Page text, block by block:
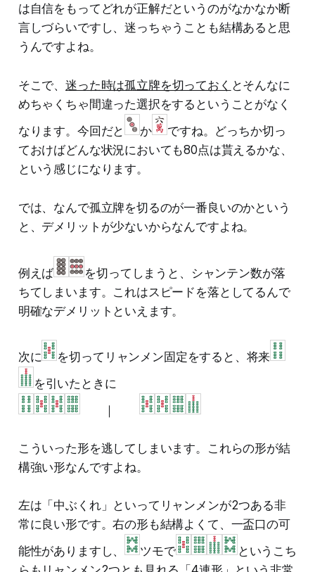
は自信をもってどれが正解だというのがなかなか断
言しづらいですし、迷っちゃうことも結構あると思
うんですよね。
そこで、迷った時は孤立牌を切っておく とそんなに
めちゃくちゃ間違った選択をするということがなく
なります。今回だと
か
ですね。どっちか切っ
ておけばどんな状況においても80点は貰えるかな、
という感じになります。
では、なんで孤立牌を切るのが一番良いのかという
と、デメリットが少ないからなんですよね。
例えば
を切ってしまうと、シャンテン数が落
ちてしまいます。これはスピードを落としてるんで
明確なデメリットといえます。
次に
を切ってリャンメン固定をすると、将来
を引いたときに
｜
こういった形を逃してしまいます。これらの形が結
構強い形なんですよね。
左は「中ぶくれ」といってリャンメンが2つある非
常に良い形です。右の形も結構よくて、一盃口の可
能性がありますし、
ツモで
というこち